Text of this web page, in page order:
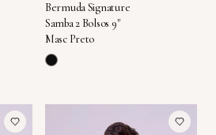
Bermuda Signature
Samba 2 Bolsos 9"
Masc Preto